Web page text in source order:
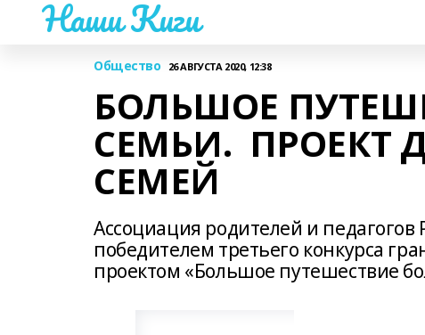
Наши Киги
Общество 26 АВГУСТА 2020, 12:38
БОЛЬШОЕ
СЕМЬИ. ПРОЕКТ
СЕМЕЙ
Ассоциация родителей и педагогов
победителем третьего конкурса
проектом «Большое путешествие